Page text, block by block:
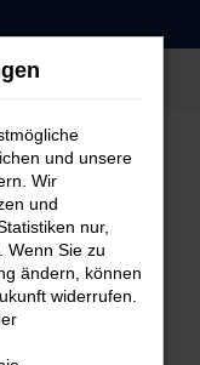
können:
deine
und unsere
Wir
und
nur,
Wenn Sie zu
ändern, können
widerrufen.